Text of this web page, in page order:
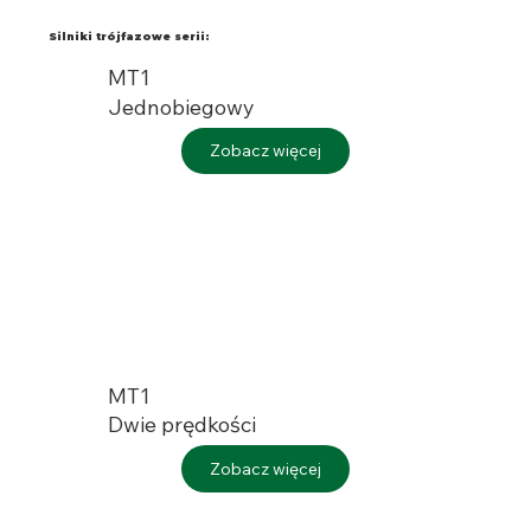
Silniki trójfazowe serii:
MT1
Jednobiegowy
Zobacz więcej
MT1
Dwie prędkości
Zobacz więcej